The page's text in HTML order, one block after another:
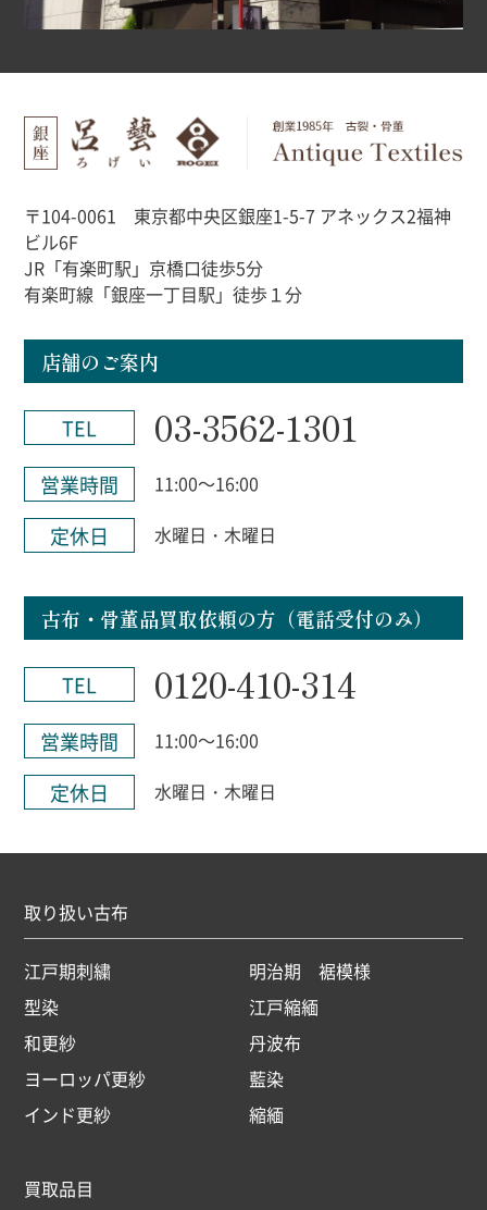
〒104-0061 東京都中央区銀座1-5-7 アネックス2福神
ビル6F
JR「有楽町駅」京橋口徒歩5分
有楽町線「銀座一丁目駅」徒歩１分
店舗のご案内
TEL 03-3562-1301
営業時間 11:00～16:00
定休日 水曜日・木曜日
古布・骨董品買取依頼の方（電話受付のみ）
TEL 0120-410-314
営業時間 11:00～16:00
定休日 水曜日・木曜日
取り扱い古布
江戸期刺繍
明治期 裾模様
型染
江戸縮緬
和更紗
丹波布
ヨーロッパ更紗
藍染
インド更紗
縮緬
買取品目